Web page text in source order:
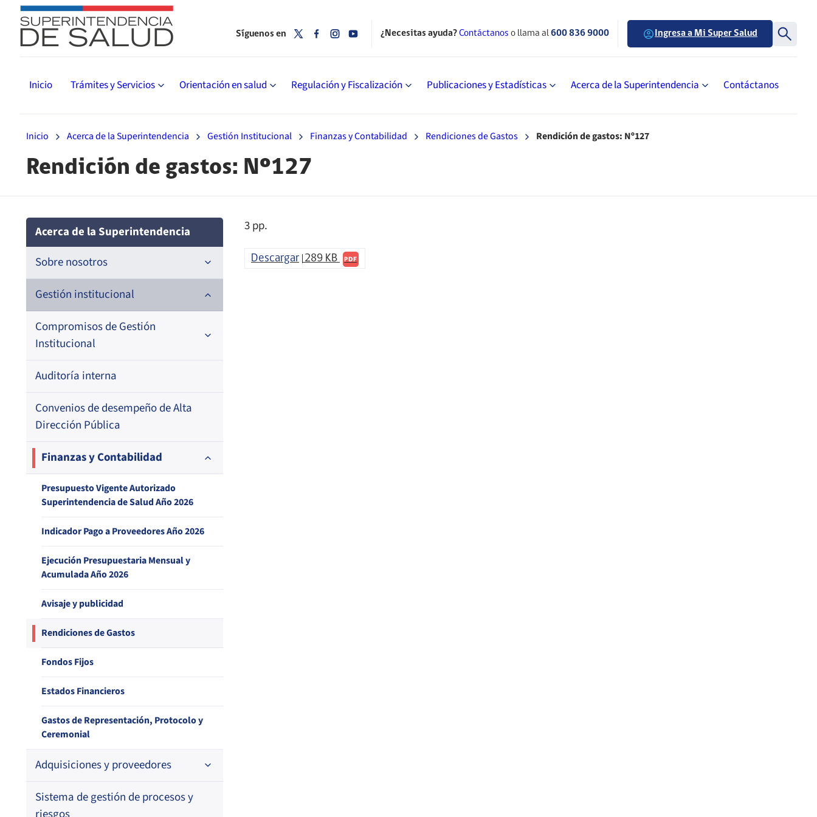
Inicio Trámites y Servicios Orientación en salud Regulación y Fiscalización Publicaciones y Estadísticas Acerca de la Superintendencia Contáctanos
Síguenos en ¿Necesitas ayuda?Contáctanos o llama al600 836 9000 Ingresa a Mi Super Salud
Inicio Acerca de la Superintendencia Gestión Institucional Finanzas y Contabilidad Rendiciones de Gastos Rendición de gastos: Nº127
Rendición de gastos: Nº127
Acerca de la Superintendencia
Sobre nosotros
Historia
Definiciones estratégicas
Superintendencia contrata personal
Organigrama y Estructura Orgánica
Atribuciones de la Institución según
DFL N°1, MINSAL
Gestión institucional
Compromisos de Gestión
Institucional
1. Formulación Metas de Eficiencia
2. Resultado Metas de Eficiencia
Institucional (MEI)
Balance de Gestión Integral
Bonificación de estímulo por desempeño
funcionario/a individual
Satisfacción Usuaria
Estudio de satisfacción de usuarios –
Sistema de Salud
Estudio de satisfacción de usuarios –
Estudio de satisfacción de entidades
reguladas – Aseguradoras y Prestadores
Reclamos contra Aseguradoras
Archivo histórico de documentos
Auditoría interna
Convenios de desempeño de Alta
Dirección Pública
Finanzas y Contabilidad
Presupuesto Vigente Autorizado
Superintendencia de Salud Año 2026
Indicador Pago a Proveedores Año 2026
Ejecución Presupuestaria Mensual y
Acumulada Año 2026
Avisaje y publicidad
Rendiciones de Gastos
Fondos Fijos
Estados Financieros
Gastos de Representación, Protocolo y
Ceremonial
Adquisiciones y proveedores
Contrataciones
Sistema de gestión de procesos y
3 pp.
Descargar 289 KB PDF